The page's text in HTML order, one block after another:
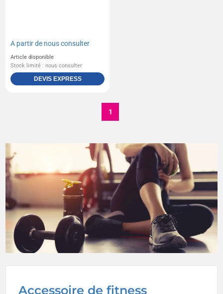
Accessoire de fitness
A partir de nous consulter
Article disponible
Stock limité : nous consulter
DEVIS EXPRESS
1